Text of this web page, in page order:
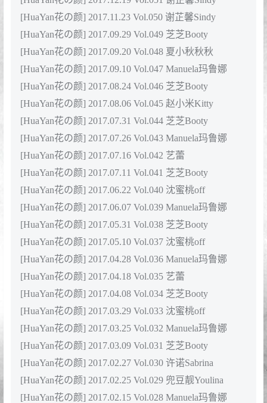
[45+1P148M]
[HuaYan花の颜] 2019.04.25 Vol.065 Angela喜欢猫
[41+1P143M]
[HuaYan花の颜] 2019.04.02 Vol.064 芝芝
Booty[52+1P150M]
[HuaYan花の颜] 2019.03.20 Vol.063 小沫琳
[45+1P142M]
[HuaYan花の颜] 2019.03.15 Vol.062 绯月樱-
Cherry[51+1P151M]
[HuaYan花の颜] 2019.02.25 Vol.061 沈蜜桃
miko[40+1P107M]
2018年合集目录：
[HuaYan花の颜] 2018.12.25 VOL.060 Manuela玛鲁娜
[HuaYan花の颜] 2018.12.19 VOL.059 芝芝Booty
[HuaYan花の颜] 2018.12.17 VOL.058 兜豆靓Youlina
[HuaYan花の颜] 2018.11.29 VOL.057 小沫琳
[HuaYan花の颜] 2018.11.15 VOL.056 许诺Sabrina
[HuaYan花の颜] 2018.02.11 VOL.055 谢芷馨Sindy
[HuaYan花の颜] 2018.01.22 VOL.054 许诺Sabrina
[HuaYan花の颜] 2018.01.13 VOL.053 沈蜜桃off [42+1P-
196M]
2017年合集目录：